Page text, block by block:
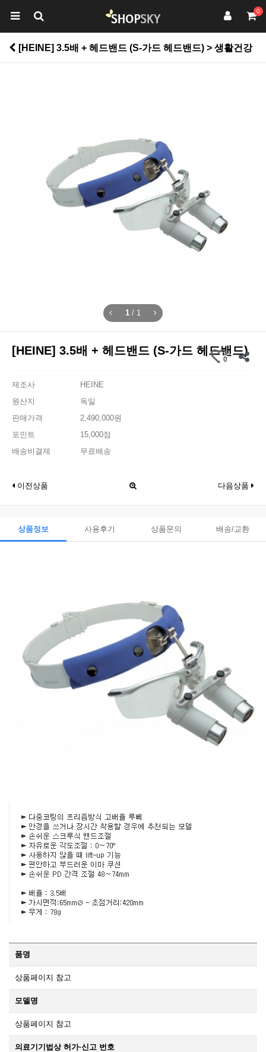
0
[HEINE] 3.5배 + 헤드밴드 (S-가드 헤드밴드) > 생활건강
1 / 1
[HEINE] 3.5배 + 헤드밴드 (S-가드 헤드밴드)
0
제조사
HEINE
원산지
독일
판매가격
2,490,000원
포인트
15,000점
배송비결제
무료배송
이전상품 다음상품
상품정보 사용후기 상품문의 배송/교환
품명
상품페이지 참고
모델명
상품페이지 참고
의료기기법상 허가·신고 번호